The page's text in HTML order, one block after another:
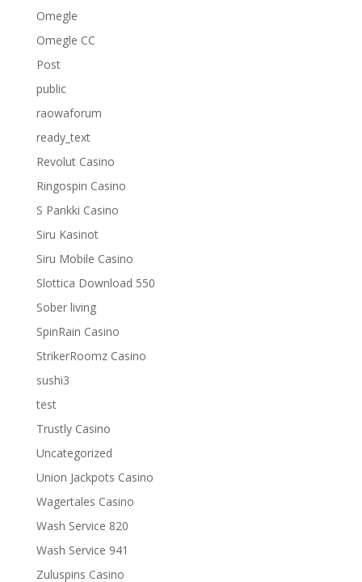
Omegle
Omegle CC
Post
public
raowaforum
ready_text
Revolut Casino
Ringospin Casino
S Pankki Casino
Siru Kasinot
Siru Mobile Casino
Slottica Download 550
Sober living
SpinRain Casino
StrikerRoomz Casino
sushi3
test
Trustly Casino
Uncategorized
Union Jackpots Casino
Wagertales Casino
Wash Service 820
Wash Service 941
Zuluspins Casino